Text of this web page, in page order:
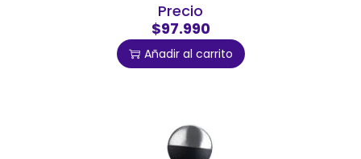
Precio
$97.990
Añadir al carrito